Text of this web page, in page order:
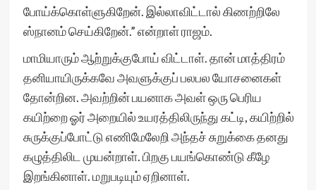
போய்க்கொள்ளுகிறேன். இல்லாவிட்டால் கிணற்றிலே
ஸ்நானம் செய்கிறேன்.” என்றாள் ராஜம்.
மாமியாரும் ஆற்றுக்குபோய் விட்டாள். தான் மாத்திரம்
தனியாயிருக்கவே அவளுக்குப் பலபல யோசனைகள்
தோன்றின. அவற்றின் பயனாக அவள் ஒரு பெரிய
கயிற்றை ஓர் அறையில் உயரத்திலிருந்து கட்டி, கயிற்றில்
சுருக்குப்போட்டு எணிமேலேறி அந்தச் சுறுக்கை தனது
கழுத்திலிட முயன்றாள். பிறகு பயங்கொண்டு கீழே
இறங்கினாள். மறுபடியும் ஏறினாள்.